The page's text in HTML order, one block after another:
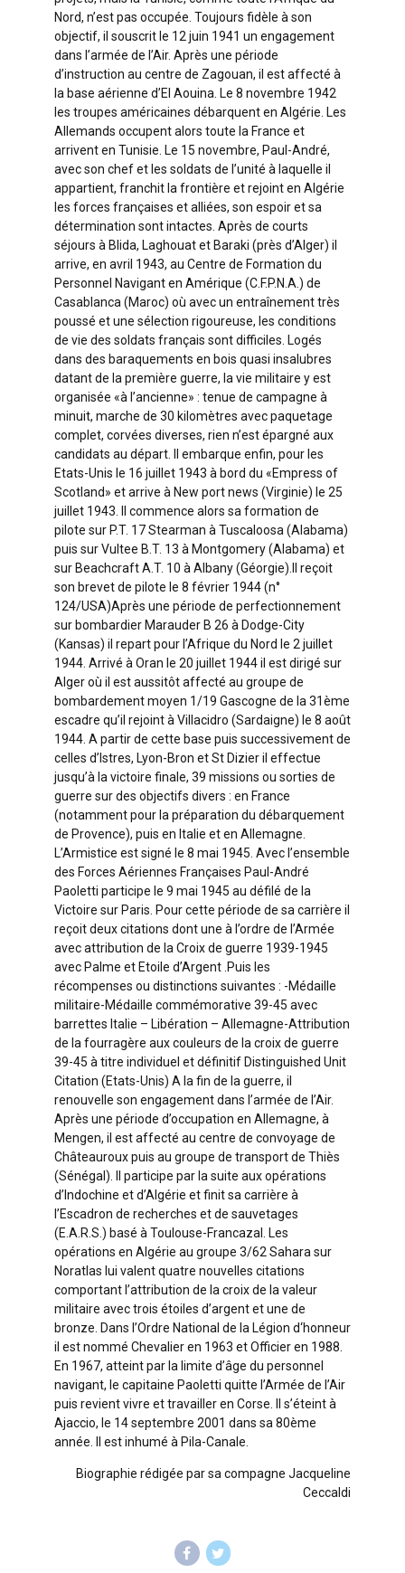
Nord, n’est pas occupée. Toujours fidèle à son
objectif, il souscrit le 12 juin 1941 un engagement
dans l’armée de l’Air. Après une période
d’instruction au centre de Zagouan, il est affecté à
la base aérienne d’El Aouina. Le 8 novembre 1942
les troupes américaines débarquent en Algérie. Les
Allemands occupent alors toute la France et
arrivent en Tunisie. Le 15 novembre, Paul-André,
avec son chef et les soldats de l’unité à laquelle il
appartient, franchit la frontière et rejoint en Algérie
les forces françaises et alliées, son espoir et sa
détermination sont intactes. Après de courts
séjours à Blida, Laghouat et Baraki (près d’Alger) il
arrive, en avril 1943, au Centre de Formation du
Personnel Navigant en Amérique (C.F.P.N.A.) de
Casablanca (Maroc) où avec un entraînement très
poussé et une sélection rigoureuse, les conditions
de vie des soldats français sont difficiles. Logés
dans des baraquements en bois quasi insalubres
datant de la première guerre, la vie militaire y est
organisée «à l’ancienne» : tenue de campagne à
minuit, marche de 30 kilomètres avec paquetage
complet, corvées diverses, rien n’est épargné aux
candidats au départ. Il embarque enfin, pour les
Etats-Unis le 16 juillet 1943 à bord du «Empress of
Scotland» et arrive à New port news (Virginie) le 25
juillet 1943. Il commence alors sa formation de
pilote sur P.T. 17 Stearman à Tuscaloosa (Alabama)
puis sur Vultee B.T. 13 à Montgomery (Alabama) et
sur Beachcraft A.T. 10 à Albany (Géorgie).Il reçoit
son brevet de pilote le 8 février 1944 (n°
124/USA)Après une période de perfectionnement
sur bombardier Marauder B 26 à Dodge-City
(Kansas) il repart pour l’Afrique du Nord le 2 juillet
1944. Arrivé à Oran le 20 juillet 1944 il est dirigé sur
Alger où il est aussitôt affecté au groupe de
bombardement moyen 1/19 Gascogne de la 31ème
escadre qu’il rejoint à Villacidro (Sardaigne) le 8 août
1944. A partir de cette base puis successivement de
celles d’Istres, Lyon-Bron et St Dizier il effectue
jusqu’à la victoire finale, 39 missions ou sorties de
guerre sur des objectifs divers : en France
(notamment pour la préparation du débarquement
de Provence), puis en Italie et en Allemagne.
L’Armistice est signé le 8 mai 1945. Avec l’ensemble
des Forces Aériennes Françaises Paul-André
Paoletti participe le 9 mai 1945 au défilé de la
Victoire sur Paris. Pour cette période de sa carrière il
reçoit deux citations dont une à l’ordre de l’Armée
avec attribution de la Croix de guerre 1939-1945
avec Palme et Etoile d’Argent .Puis les
récompenses ou distinctions suivantes : -Médaille
militaire-Médaille commémorative 39-45 avec
barrettes Italie – Libération – Allemagne-Attribution
de la fourragère aux couleurs de la croix de guerre
39-45 à titre individuel et définitif Distinguished Unit
Citation (Etats-Unis) A la fin de la guerre, il
renouvelle son engagement dans l’armée de l’Air.
Après une période d’occupation en Allemagne, à
Mengen, il est affecté au centre de convoyage de
Châteauroux puis au groupe de transport de Thiès
(Sénégal). Il participe par la suite aux opérations
d’Indochine et d’Algérie et finit sa carrière à
l’Escadron de recherches et de sauvetages
(E.A.R.S.) basé à Toulouse-Francazal. Les
opérations en Algérie au groupe 3/62 Sahara sur
Noratlas lui valent quatre nouvelles citations
comportant l’attribution de la croix de la valeur
militaire avec trois étoiles d’argent et une de
bronze. Dans l’Ordre National de la Légion d‘honneur
il est nommé Chevalier en 1963 et Officier en 1988.
En 1967, atteint par la limite d’âge du personnel
navigant, le capitaine Paoletti quitte l’Armée de l’Air
puis revient vivre et travailler en Corse. Il s’éteint à
Ajaccio, le 14 septembre 2001 dans sa 80ème
année. Il est inhumé à Pila-Canale.
Biographie rédigée par sa compagne Jacqueline
Ceccaldi